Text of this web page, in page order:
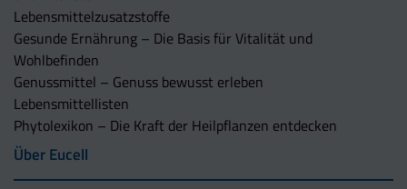
Lebensmittelzusatzstoffe
Gesunde Ernährung – Die Basis für Vitalität und
Wohlbefinden
Genussmittel – Genuss bewusst erleben
Lebensmittellisten
Phytolexikon – Die Kraft der Heilpflanzen entdecken
Über Eucell